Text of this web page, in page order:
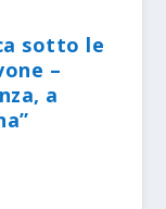
sotto le
–
a